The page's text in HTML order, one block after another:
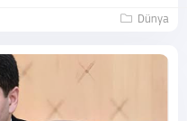
Dünya